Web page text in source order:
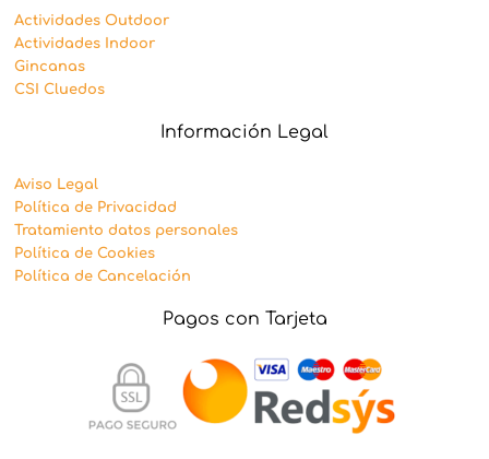
Actividades Outdoor
Actividades Indoor
Gincanas
CSI Cluedos
Información Legal
Aviso Legal
Política de Privacidad
Tratamiento datos personales
Política de Cookies
Política de Cancelación
Pagos con Tarjeta